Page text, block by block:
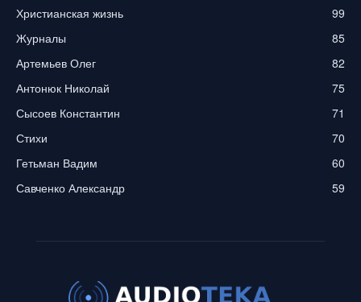
Христианская жизнь
99
Журналы
85
Артемьев Олег
82
Антонюк Николай
75
Сысоев Константин
71
Стихи
70
Гетьман Вадим
60
Савченко Александр
59